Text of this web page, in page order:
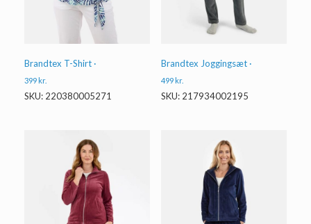
Brandtex T-Shirt ·
399kr.
SKU: 220380005271
Brandtex Joggingsæt ·
499kr.
SKU: 217934002195